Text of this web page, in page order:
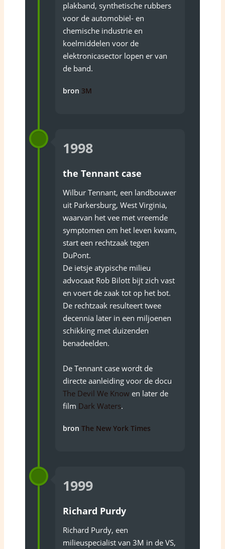
plakband, synthetische rubbers
voor de automobiel- en
chemische industrie en
koelmiddelen voor de
elektronicasector lopen er van
de band.
bron 3M
1998
the Tennant case
Wilbur Tennant, een landbouwer
uit Parkersburg, West Virginia,
waarvan het vee met vreemde
symptomen om het leven kwam,
start een rechtzaak tegen
DuPont.
De ietsje atypische milieu
advocaat Rob Bilott bijt zich vast
en voert de zaak tot op het bot.
De rechtzaak resulteert twee
decennia later in een miljoenen
schikking met duizenden
benadeelden.
De Tennant case wordt de
directe aanleiding voor de docu
The Devil We Know en later de
film Dark Waters.
bron The New York Times
1999
Richard Purdy
Richard Purdy, een
milieuspecialist van 3M in de VS,